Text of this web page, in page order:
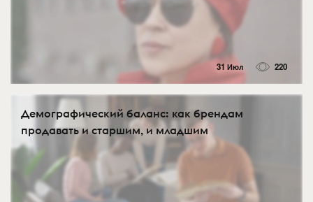
31 Июл 220
Демографический баланс: как брендам
продавать и старшим, и младшим